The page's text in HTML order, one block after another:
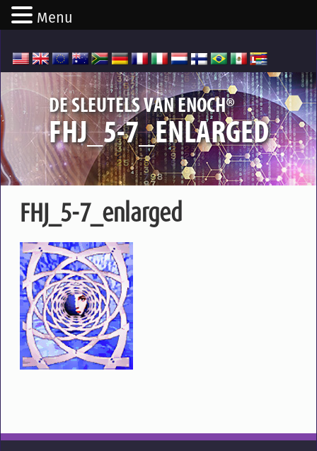
DE SLEUTELS VAN ENOCH®
FHJ_5-7_ENLARGED
FHJ_5-7_enlarged
Menu